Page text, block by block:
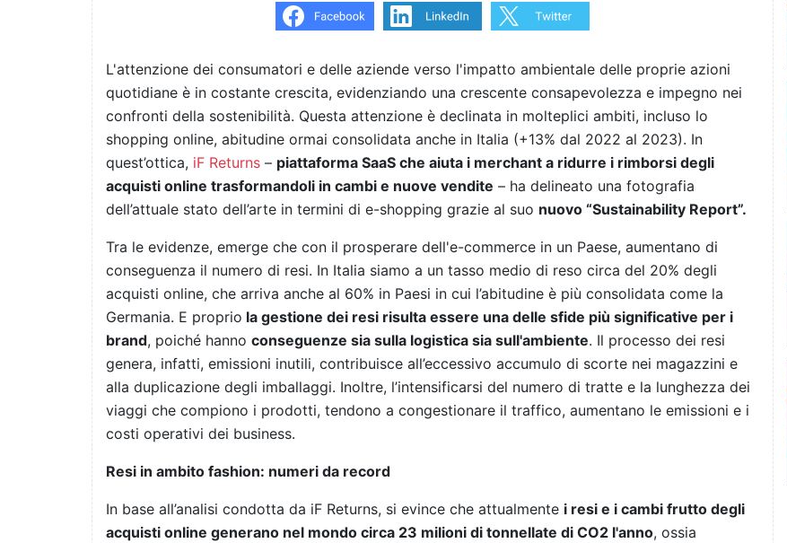
L'attenzione dei consumatori e delle aziende verso l'impatto ambientale delle proprie azioni
quotidiane è in costante crescita, evidenziando una crescente consapevolezza e impegno nei
confronti della sostenibilità. Questa attenzione è declinata in molteplici ambiti, incluso lo
shopping online, abitudine ormai consolidata anche in Italia (+13% dal 2022 al 2023). In
quest’ottica, iF Returns – piattaforma SaaS che aiuta i merchant a ridurre i rimborsi degli
acquisti online trasformandoli in cambi e nuove vendite – ha delineato una fotografia
dell’attuale stato dell’arte in termini di e-shopping grazie al suo nuovo “Sustainability Report”.
Tra le evidenze, emerge che con il prosperare dell'e-commerce in un Paese, aumentano di
conseguenza il numero di resi. In Italia siamo a un tasso medio di reso circa del 20% degli
acquisti online, che arriva anche al 60% in Paesi in cui l’abitudine è più consolidata come la
Germania. E proprio la gestione dei resi risulta essere una delle sfide più significative per i
brand, poiché hanno conseguenze sia sulla logistica sia sull'ambiente. Il processo dei resi
genera, infatti, emissioni inutili, contribuisce all’eccessivo accumulo di scorte nei magazzini e
alla duplicazione degli imballaggi. Inoltre, l’intensificarsi del numero di tratte e la lunghezza dei
viaggi che compiono i prodotti, tendono a congestionare il traffico, aumentano le emissioni e i
costi operativi dei business.
Resi in ambito fashion: numeri da record
In base all’analisi condotta da iF Returns, si evince che attualmente i resi e i cambi frutto degli
acquisti online generano nel mondo circa 23 milioni di tonnellate di CO2 l'anno, ossia